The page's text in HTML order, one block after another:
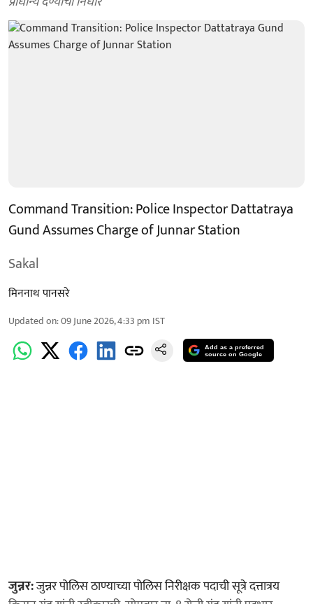
Command Transition: Police Inspector Dattatraya
Gund Assumes Charge of Junnar Station
Sakal
मिननाथ पानसरे
Updated on:09 June 2026, 4:33 pm IST
Add as a preferred
source on Google
जुन्नर:जुन्नर पोलिस ठाण्याच्या पोलिस निरीक्षक पदाची सूत्रे दत्तात्रय